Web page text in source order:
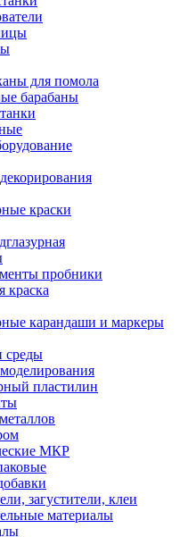
для помола
барабаны
краски
пробники
краска
карандаши и маркеры
среды
пластилин
МКР
загустители, клеи
материалы